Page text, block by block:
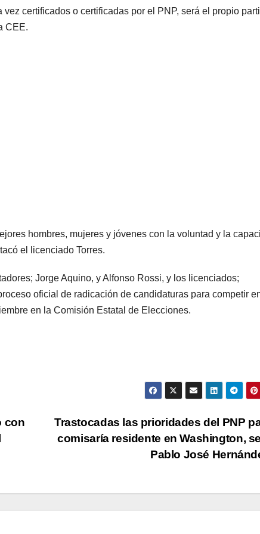
certificados o certificadas por el PNP, será el propio
CEE.
hombres, mujeres y jóvenes con la voluntad y la
el licenciado Torres.
Jorge Aquino, y Alfonso Rossi, y los licenciados;
oficial de radicación de candidaturas para competir
en la Comisión Estatal de Elecciones.
Trastocadas las prioridades del PNP
comisaría residente en Washington,
Pablo José
con